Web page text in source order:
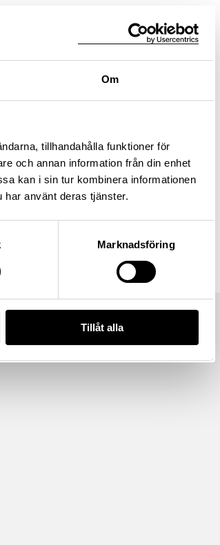
Om
tillhandahålla funktioner för
och annan information från din enhet
kan i sin tur kombinera informationen
har använt deras tjänster.
Marknadsföring
Tillåt alla